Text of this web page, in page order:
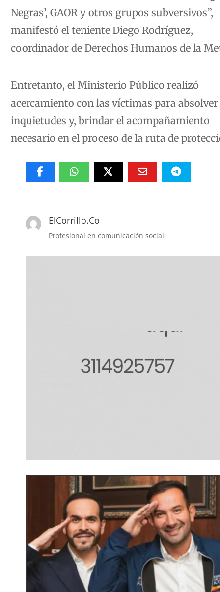
Negras’, GAOR y otros grupos subversivos”,
manifestó el teniente Diego Rodríguez,
coordinador de Derechos Humanos de la
Entretanto, el Ministerio Público realizó
acercamiento con las víctimas para
inquietudes y, brindar el acompañamiento
necesario en el proceso de la ruta de
ElCorrillo.Co